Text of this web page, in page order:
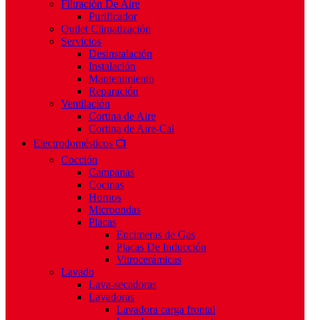
Filtración De Aire
Purificador
Outlet Climatización
Servicios
Desinstalación
Instalación
Mantenimiento
Reparación
Ventilación
Cortina de Aire
Cortina de Aire-Cal
Electrodomésticos 📺
Cocción
Campanas
Cocinas
Hornos
Microondas
Placas
Encimeras de Gas
Placas De Inducción
Vitrocerámicas
Lavado
Lava-secadoras
Lavadoras
Lavadora carga frontal